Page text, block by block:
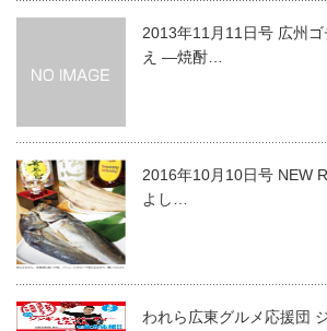
2013年11月11日号 広州
え ―焼酎…
2016年10月10日号 NEW
よし…
われら広東グルメ応援団